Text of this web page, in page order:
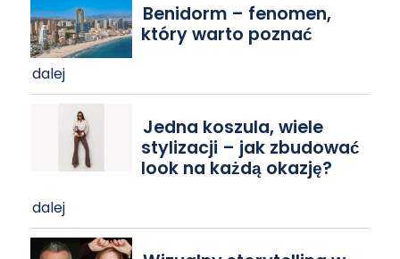
Benidorm – fenomen,
który warto poznać
dalej
Jedna koszula, wiele
stylizacji – jak zbudować
look na każdą okazję?
dalej